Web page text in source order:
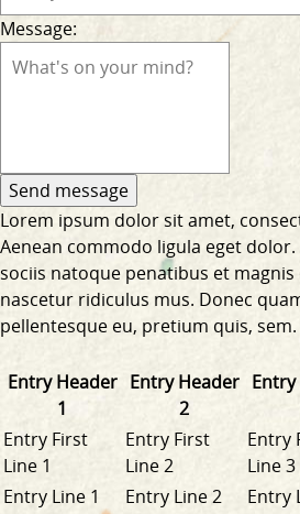
Message:
Lorem ipsum dolor sit amet,
Aenean commodo ligula eget dolor.
sociis natoque penatibus et
nascetur ridiculus mus. Donec
pellentesque eu, pretium quis, sem.
Entry Header
1
Entry Header
2
Entry First
Line 1
Entry First
Line 2
Entry
Line 3
Entry Line 1
Entry Line 2 Entry